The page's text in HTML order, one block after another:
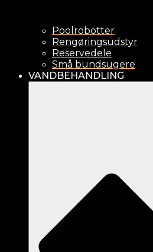
Poolrobotter
Rengøringsudstyr
Reservedele
Små bundsugere
VANDBEHANDLING